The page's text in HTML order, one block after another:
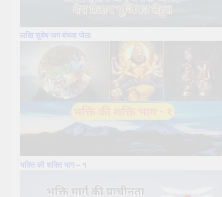
लखि सुबेष जग बंचक जेऊ
भक्ति की शक्ति भाग – १